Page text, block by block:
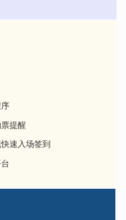
提醒
速入场签到